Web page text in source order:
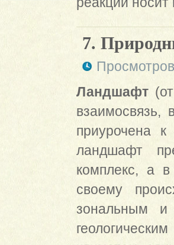
7.
Ландшафт(от
взаимосвязь,
приурочена
ландшафт
комплекс, а
своему
зональным и